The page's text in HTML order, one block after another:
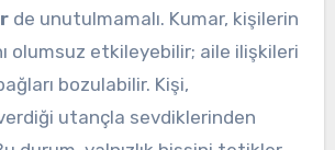
de unutulmamalı. Kumar, kişilerin
olumsuz etkileyebilir; aile ilişkileri
bozulabilir. Kişi,
utançla sevdiklerinden